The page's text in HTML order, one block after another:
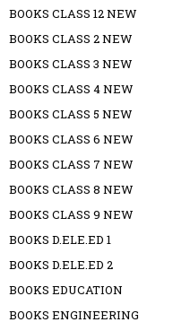
BOOKS CLASS 12 NEW
BOOKS CLASS 2 NEW
BOOKS CLASS 3 NEW
BOOKS CLASS 4 NEW
BOOKS CLASS 5 NEW
BOOKS CLASS 6 NEW
BOOKS CLASS 7 NEW
BOOKS CLASS 8 NEW
BOOKS CLASS 9 NEW
BOOKS D.ELE.ED 1
BOOKS D.ELE.ED 2
BOOKS EDUCATION
BOOKS ENGINEERING